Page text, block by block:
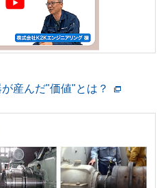
産んだ"価値"とは？